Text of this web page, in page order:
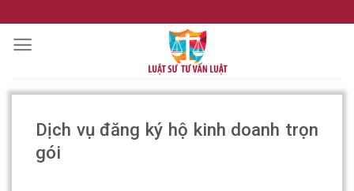
to
content
Dịch vụ đăng ký hộ kinh doanh trọn
gói